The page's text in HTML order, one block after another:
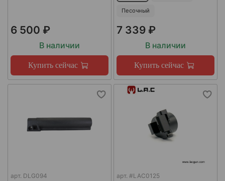
6 500 ₽
В наличии
Купить сейчас
Песочный
7 339 ₽
В наличии
Купить сейчас
арт. DLG094 арт. #LAC0125